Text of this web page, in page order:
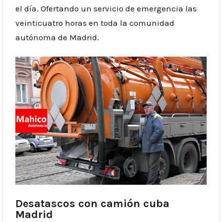
el día. Ofertando un servicio de emergencia las
veinticuatro horas en toda la comunidad
autónoma de Madrid.
Desatascos con camión cuba
Madrid